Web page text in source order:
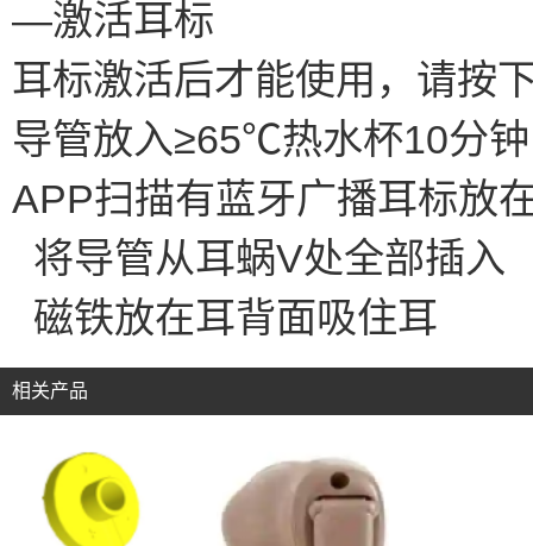
—激活耳标
耳标激活后才能使用，请按
导管放入≥65℃热水
APP扫描有蓝牙广播耳
将导管从耳蜗V处全部插
磁铁放在耳背面吸住耳
相关产品